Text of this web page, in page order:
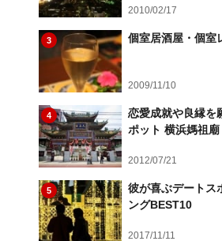
2010/02/17
3 個室居酒屋・個室
2009/11/10
4
恋愛成就や良縁を
ポット 横浜媽祖廟
2012/07/21
5
彼が喜ぶデートス
ングBEST10
2017/11/11